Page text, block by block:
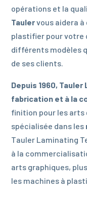
opérations et la
Taulervous aidera
plastifier pour votre
différents modèles
de ses clients.
Depuis 1960,
fabrication et à la
finition pour les arts
spécialisée dans les
Tauler Laminating
à la
arts graphiques,
les machines à